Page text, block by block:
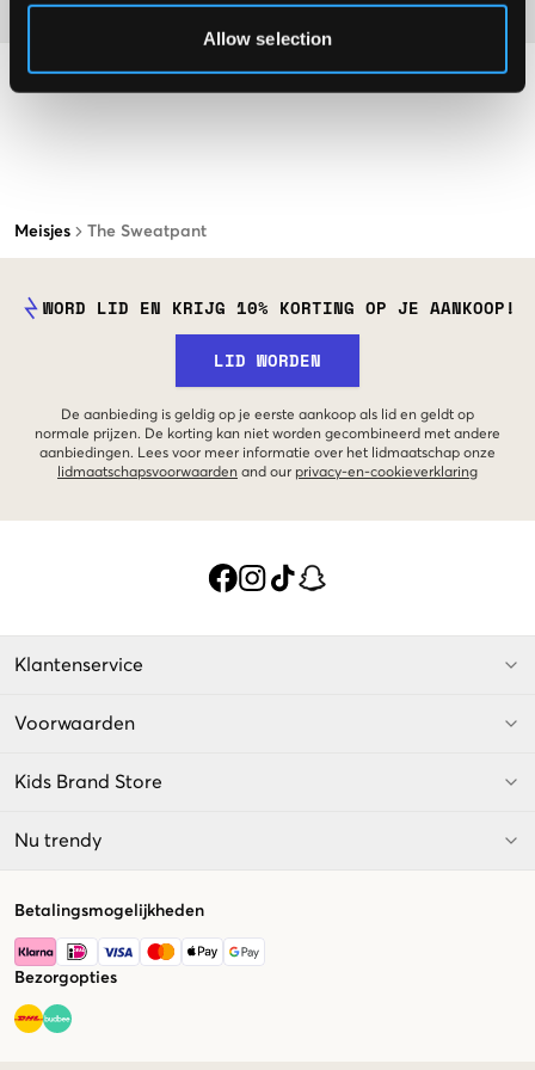
Allow selection
Meisjes The Sweatpant
Materiaal
WORD LID EN KRIJG 10% KORTING OP JE AANKOOP!
LID WORDEN
De aanbieding is geldig op je eerste aankoop als lid en geldt op
normale prijzen. De korting kan niet worden gecombineerd met andere
aanbiedingen. Lees voor meer informatie over het lidmaatschap onze
lidmaatschapsvoorwaarden and our privacy-en-cookieverklaring
Klantenservice
Voorwaarden
Kids Brand Store
Nu trendy
Betalingsmogelijkheden
Bezorgopties